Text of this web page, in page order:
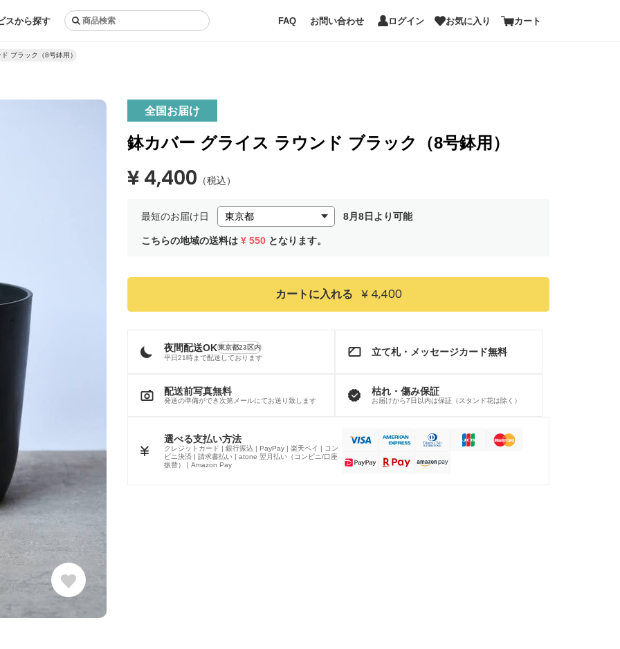
スから探す FAQ お問い合わせ ログイン お気に入り カート
ブラック（8号鉢用）
全国お届け
鉢カバー グライス ラウンド ブラック（8号鉢用）
¥ 4,400 （税込）
最短のお届け日 8月8日より可能
こちらの地域の送料は ¥ 550 となります。
カートに入れる ¥ 4,400
夜間配送OK東京都23区内
平日21時まで配送しております
立て札・メッセージカード無料
配送前写真無料
発送の準備ができ次第メールにてお送り致します
枯れ・傷み保証
お届けから7日以内は保証（スタンド花は除く）
選べる支払い方法
クレジットカード | 銀行振込 | PayPay | 楽天ペイ | コン
ビニ決済 | 請求書払い | atone 翌月払い（コンビニ/口座
振替） | Amazon Pay